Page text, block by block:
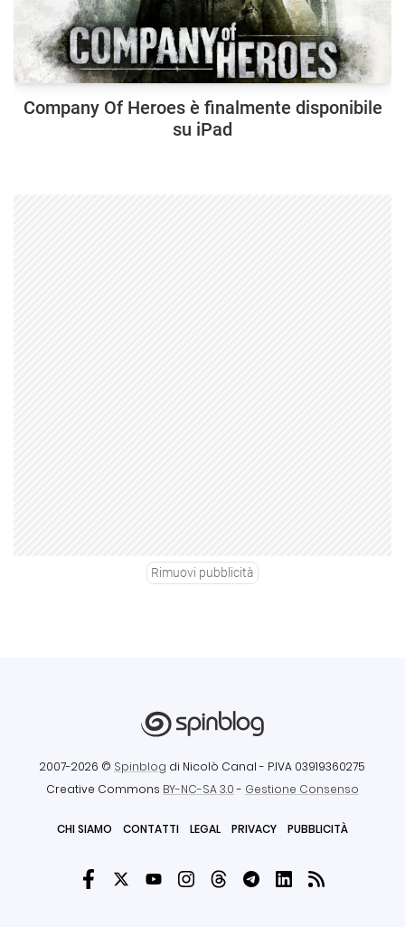
Company Of Heroes è finalmente disponibile
su iPad
Rimuovi pubblicità
2007-2026 © Spinblog di Nicolò Canal - P.IVA 03919360275
Creative Commons BY-NC-SA 3.0- Gestione Consenso
CHI SIAMO CONTATTI LEGAL PRIVACY PUBBLICITÀ